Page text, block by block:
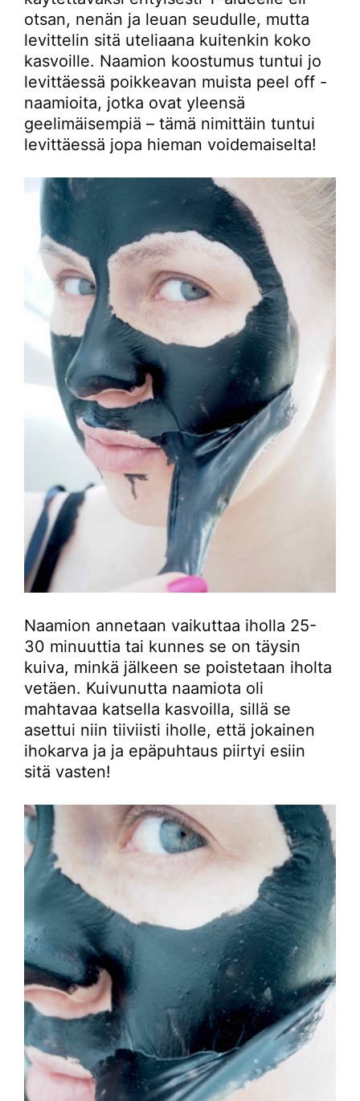
otsan, nenän ja leuan seudulle, mutta
levittelin sitä uteliaana kuitenkin koko
kasvoille. Naamion koostumus tuntui jo
levittäessä poikkeavan muista peel off -
naamioita, jotka ovat yleensä
geelimäisempiä – tämä nimittäin tuntui
levittäessä jopa hieman voidemaiselta!
Naamion annetaan vaikuttaa iholla 25-
30 minuuttia tai kunnes se on täysin
kuiva, minkä jälkeen se poistetaan iholta
vetäen. Kuivunutta naamiota oli
mahtavaa katsella kasvoilla, sillä se
asettui niin tiiviisti iholle, että jokainen
ihokarva ja ja epäpuhtaus piirtyi esiin
sitä vasten!